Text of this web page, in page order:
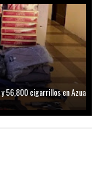
56,800 cigarrillos en Azua